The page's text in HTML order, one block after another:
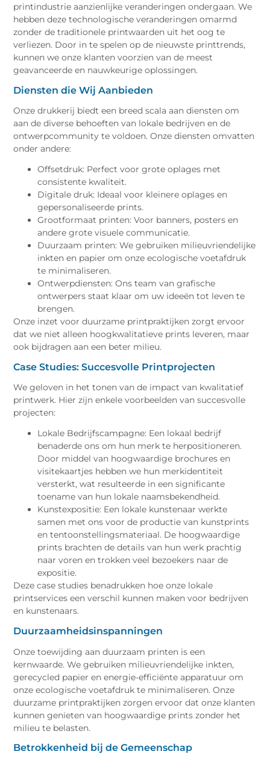
printindustrie aanzienlijke veranderingen ondergaan. We
hebben deze technologische veranderingen omarmd
zonder de traditionele printwaarden uit het oog te
verliezen. Door in te spelen op de nieuwste printtrends,
kunnen we onze klanten voorzien van de meest
geavanceerde en nauwkeurige oplossingen.
Diensten die Wij Aanbieden
Onze drukkerij biedt een breed scala aan diensten om
aan de diverse behoeften van lokale bedrijven en de
ontwerpcommunity te voldoen. Onze diensten omvatten
onder andere:
Offsetdruk: Perfect voor grote oplages met
consistente kwaliteit.
Digitale druk: Ideaal voor kleinere oplages en
gepersonaliseerde prints.
Grootformaat printen: Voor banners, posters en
andere grote visuele communicatie.
Duurzaam printen: We gebruiken milieuvriendelijke
inkten en papier om onze ecologische voetafdruk
te minimaliseren.
Ontwerpdiensten: Ons team van grafische
ontwerpers staat klaar om uw ideeën tot leven te
brengen.
Onze inzet voor duurzame printpraktijken zorgt ervoor
dat we niet alleen hoogkwalitatieve prints leveren, maar
ook bijdragen aan een beter milieu.
Case Studies: Succesvolle Printprojecten
We geloven in het tonen van de impact van kwalitatief
printwerk. Hier zijn enkele voorbeelden van succesvolle
projecten:
Lokale Bedrijfscampagne: Een lokaal bedrijf
benaderde ons om hun merk te herpositioneren.
Door middel van hoogwaardige brochures en
visitekaartjes hebben we hun merkidentiteit
versterkt, wat resulteerde in een significante
toename van hun lokale naamsbekendheid.
Kunstexpositie: Een lokale kunstenaar werkte
samen met ons voor de productie van kunstprints
en tentoonstellingsmateriaal. De hoogwaardige
prints brachten de details van hun werk prachtig
naar voren en trokken veel bezoekers naar de
expositie.
Deze case studies benadrukken hoe onze lokale
printservices een verschil kunnen maken voor bedrijven
en kunstenaars.
Duurzaamheidsinspanningen
Onze toewijding aan duurzaam printen is een
kernwaarde. We gebruiken milieuvriendelijke inkten,
gerecycled papier en energie-efficiënte apparatuur om
onze ecologische voetafdruk te minimaliseren. Onze
duurzame printpraktijken zorgen ervoor dat onze klanten
kunnen genieten van hoogwaardige prints zonder het
milieu te belasten.
Betrokkenheid bij de Gemeenschap